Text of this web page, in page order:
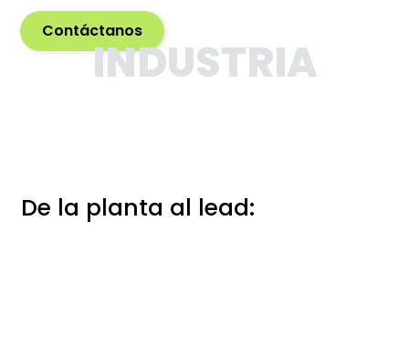
Contáctanos
INDUSTRIA
De la planta al lead:
pensado para el sector